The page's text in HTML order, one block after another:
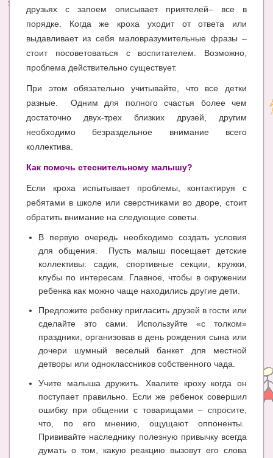
Энциклопедия
МАМИНА БИБЛИОТЕКА
Имена. Святцы
Мамина энциклопедия
СЕРВИСЫ И ПРИЛОЖЕНИЯ
Сервис. Оценка роста и веса ребенка
Приложения для Android
Полезные ссылки
Опросы
НОВОСТИ ЛОПОТУНА
Блог Администратора
О проекте
Сотрудничество. Авторам
друзьях с запоем описывает приятелей– все в
порядке. Когда же кроха уходит от ответа или
выдавливает из себя маловразумительные фразы –
стоит посоветоваться с воспитателем. Возможно,
проблема действительно существует.
При этом обязательно учитывайте, что все детки
разные. Одним для полного счастья более чем
достаточно двух-трех близких друзей, другим
необходимо безраздельное внимание всего
коллектива.
Как помочь стеснительному малышу?
Если кроха испытывает проблемы, контактируя с
ребятами в школе или сверстниками во дворе, стоит
обратить внимание на следующие советы.
В первую очередь необходимо создать условия
для общения. Пусть малыш посещает детские
коллективы: садик, спортивные секции, кружки,
клубы по интересам. Главное, чтобы в окружении
ребенка как можно чаще находились другие дети.
Предложите ребенку пригласить друзей в гости или
сделайте это сами. Используйте «с толком»
праздники, организовав в день рождения сына или
дочери шумный веселый банкет для местной
детворы или одноклассников собственного чада.
Учите малыша дружить. Хвалите кроху когда он
поступает правильно. Если же ребенок совершил
ошибку при общении с товарищами – спросите,
что, по его мнению, ощущают оппоненты.
Прививайте наследнику полезную привычку всегда
думать о том, какую реакцию вызовут его слова